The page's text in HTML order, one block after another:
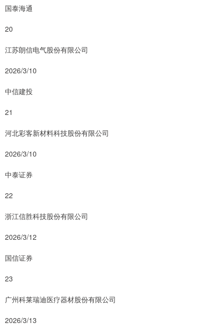
国泰海通
20
江苏朗信电气股份有限公司
2026/3/10
中信建投
21
河北彩客新材料科技股份有限公司
2026/3/10
中泰证券
22
浙江信胜科技股份有限公司
2026/3/12
国信证券
23
广州科莱瑞迪医疗器材股份有限公司
2026/3/13